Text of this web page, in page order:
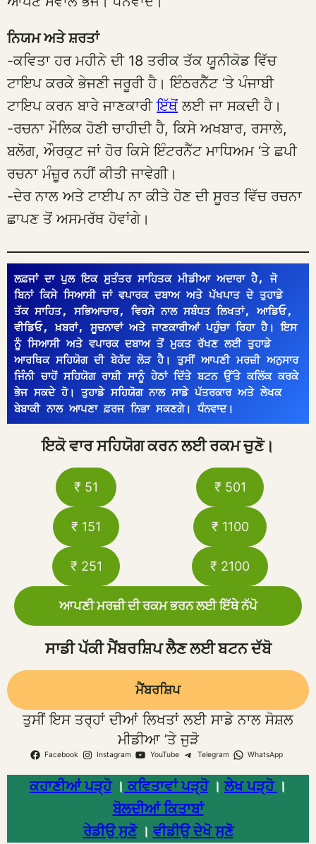
ਨਿਯਮ ਅਤੇ ਸ਼ਰਤਾਂ
-ਕਵਿਤਾ ਹਰ ਮਹੀਨੇ ਦੀ 18 ਤਰੀਕ ਤੱਕ ਯੂਨੀਕੋਡ ਵਿੱਚ
ਟਾਇਪ ਕਰਕੇ ਭੇਜਣੀ ਜਰੂਰੀ ਹੈ। ਇੰਠਰਨੈੱਟ ‘ਤੇ ਪੰਜਾਬੀ
ਟਾਇਪ ਕਰਨ ਬਾਰੇ ਜਾਣਕਾਰੀਇੱਥੋਂ ਲਈ ਜਾ ਸਕਦੀ ਹੈ।
-ਰਚਨਾ ਮੌਲਿਕ ਹੋਣੀ ਚਾਹੀਦੀ ਹੈ, ਕਿਸੇ ਅਖਬਾਰ, ਰਸਾਲੇ,
ਬਲੋਗ, ਔਰਕੁਟ ਜਾਂ ਹੋਰ ਕਿਸੇ ਇੰਟਰਨੈੱਟ ਮਾਧਿਅਮ ‘ਤੇ ਛਪੀ
ਰਚਨਾ ਮੰਜ਼ੂਰ ਨਹੀਂ ਕੀਤੀ ਜਾਵੇਗੀ।
-ਦੇਰ ਨਾਲ ਅਤੇ ਟਾਈਪ ਨਾ ਕੀਤੇ ਹੋਣ ਦੀ ਸੂਰਤ ਵਿੱਚ ਰਚਨਾ
ਛਾਪਣ ਤੋਂ ਅਸਮਰੱਥ ਹੋਵਾਂਗੇ।
ਲਫ਼ਜਾਂ ਦਾ ਪੁਲ ਇਕ ਸੁਤੰਤਰ ਸਾਹਿਤਕ ਮੀਡੀਆ ਅਦਾਰਾ ਹੈ, ਜੋ
ਬਿਨਾਂ ਕਿਸੇ ਸਿਆਸੀ ਜਾਂ ਵਪਾਰਕ ਦਬਾਅ ਅਤੇ ਪੱਖਪਾਤ ਦੇ ਤੁਹਾਡੇ
ਤੱਕ ਸਾਹਿਤ, ਸਭਿਆਚਾਰ, ਵਿਰਸੇ ਨਾਲ ਸਬੰਧਤ ਲਿਖਤਾਂ, ਆਡਿਓ,
ਵੀਡਿਓ, ਖ਼ਬਰਾਂ, ਸੂਚਨਾਵਾਂ ਅਤੇ ਜਾਣਕਾਰੀਆਂ ਪਹੁੰਚਾ ਰਿਹਾ ਹੈ। ਇਸ
ਨੂੰ ਸਿਆਸੀ ਅਤੇ ਵਪਾਰਕ ਦਬਾਅ ਤੋਂ ਮੁਕਤ ਰੱਖਣ ਲਈ ਤੁਹਾਡੇ
ਆਰਥਿਕ ਸਹਿਯੋਗ ਦੀ ਬੇਹੱਦ ਲੋੜ ਹੈ। ਤੁਸੀਂ ਆਪਣੀ ਮਰਜ਼ੀ ਅਨੁਸਾਰ
ਜਿੰਨੀ ਚਾਹੋਂ ਸਹਿਯੋਗ ਰਾਸ਼ੀ ਸਾਨੂੰ ਹੇਠਾਂ ਦਿੱਤੇ ਬਟਨ ਉੱਤੇ ਕਲਿੱਕ ਕਰਕੇ
ਭੇਜ ਸਕਦੇ ਹੋ। ਤੁਹਾਡੇ ਸਹਿਯੋਗ ਨਾਲ ਸਾਡੇ ਪੱਤਰਕਾਰ ਅਤੇ ਲੇਖਕ
ਬੇਬਾਕੀ ਨਾਲ ਆਪਣਾ ਫ਼ਰਜ ਨਿਭਾ ਸਕਣਗੇ। ਧੰਨਵਾਦ।
ਇਕੋ ਵਾਰ ਸਹਿਯੋਗ ਕਰਨ ਲਈ ਰਕਮ ਚੁਣੋ।
₹ 51
₹ 151
₹ 251
₹ 501
₹ 1100
₹ 2100
ਆਪਣੀ ਮਰਜ਼ੀ ਦੀ ਰਕਮ ਭਰਨ ਲਈ ਇੱਥੇ ਨੱਪੋ
ਸਾਡੀ ਪੱਕੀ ਮੈਂਬਰਸ਼ਿਪ ਲੈਣ ਲਈ ਬਟਨ ਦੱਬੋ
ਮੈਂਬਰਸ਼ਿਪ
ਤੁਸੀਂ ਇਸ ਤਰ੍ਹਾਂ ਦੀਆਂ ਲਿਖਤਾਂ ਲਈ ਸਾਡੇ ਨਾਲ ਸੋਸ਼ਲ
ਮੀਡੀਆ ’ਤੇ ਜੁੜੋ
Facebook Instagram YouTube Telegram WhatsApp
ਕਹਾਣੀਆਂ ਪੜ੍ਹੋ। ਕਵਿਤਾਵਾਂ ਪੜ੍ਹੋ।ਲੇਖ ਪੜ੍ਹੋ ।
ਬੋਲਦੀਆਂ ਕਿਤਾਬਾਂ
ਰੇਡੀਉ ਸੁਣੋ। ਵੀਡੀਉ ਦੇਖੋ ਸੁਣੋ